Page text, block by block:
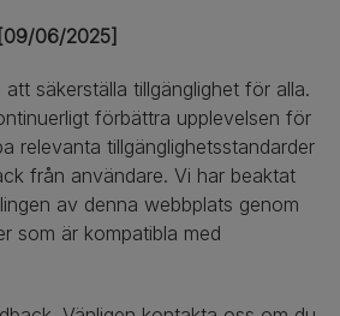
06/2025]
säkerställa tillgänglighet för alla.
förbättra upplevelsen för
relevanta tillgänglighetsstandarder
från användare. Vi har beaktat
av denna webbplats genom
som är kompatibla med